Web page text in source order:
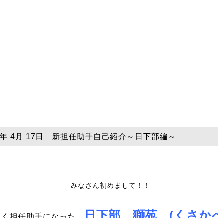
4月 17日 新担任助手自己紹介～日下部編～
みなさん初めまして！！
担任助手になった 日下部 獅苑 (くさ